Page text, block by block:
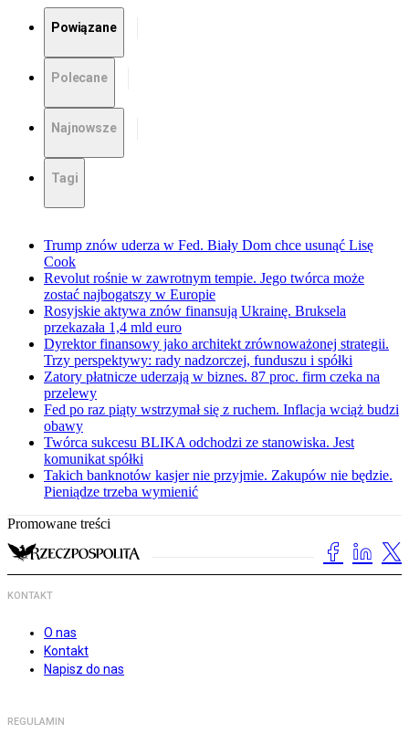
Powiązane
Polecane
Najnowsze
Tagi
Trump znów uderza w Fed. Biały Dom chce usunąć Lisę
Cook
Revolut rośnie w zawrotnym tempie. Jego twórca może
zostać najbogatszy w Europie
Rosyjskie aktywa znów finansują Ukrainę. Bruksela
przekazała 1,4 mld euro
Dyrektor finansowy jako architekt zrównoważonej strategii.
Trzy perspektywy: rady nadzorczej, funduszu i spółki
Zatory płatnicze uderzają w biznes. 87 proc. firm czeka na
przelewy
Fed po raz piąty wstrzymał się z ruchem. Inflacja wciąż budzi
obawy
Twórca sukcesu BLIKA odchodzi ze stanowiska. Jest
komunikat spółki
Takich banknotów kasjer nie przyjmie. Zakupów nie będzie.
Pieniądze trzeba wymienić
Promowane treści
KONTAKT
O nas
Kontakt
Napisz do nas
REGULAMIN